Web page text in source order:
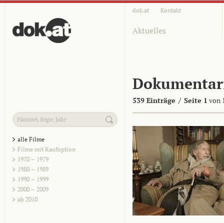
dok.at Kontakt
Aktuelles
539 Einträge / Seite 1 von
alle Filme
Filme mit Kaufoption
1970 – 1979
1980 – 1989
1990 – 1999
2000 – 2009
ab 2010